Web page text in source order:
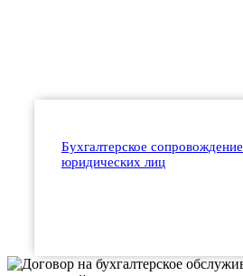
Бухгалтерское сопровождение
юридических лиц